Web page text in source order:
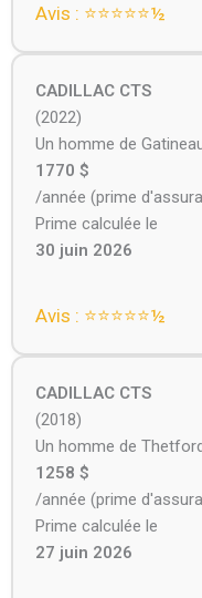
Avis : ⭐⭐⭐⭐⭐️½
CADILLAC CTS
(2022)
Un homme de
1770 $
/année (prime
Prime calculée le
30 juin 2026
Avis : ⭐⭐⭐⭐⭐️½
CADILLAC CTS
(2018)
Un homme de
1258 $
/année (prime
Prime calculée le
27 juin 2026